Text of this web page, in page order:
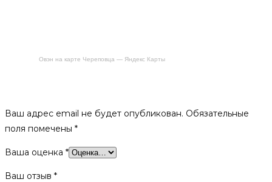
Овэн на карте Череповца — Яндекс Карты
Ваш адрес email не будет опубликован. Обязательные
поля помечены *
Ваша оценка *
Ваш отзыв *